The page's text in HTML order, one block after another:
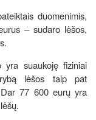
duomenimis,
– sudaro lėšos,
suaukoję fiziniai
lėšos taip pat
77 600 eurų yra